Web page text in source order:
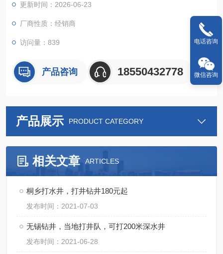
更新时间：2026-06-23
厂商性质：经销商
访问量：839
产品咨询 18550432778
产品展示 PRODUCT CATEGORY
相关文章 ARTICLES
桐乡打水井，打井钻井180元起
发布时间：2021-07-03
无锡钻井，当地打井队，可打200米深水井
发布时间：2021-06-28
电话咨询
微信咨询